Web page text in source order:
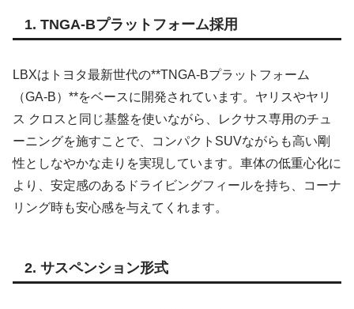
1. TNGA-Bプラットフォーム採用
LBXはトヨタ最新世代の**TNGA-Bプラットフォーム
（GA-B）**をベースに開発されています。ヤリスやヤリ
ス クロスと同じ基盤を使いながら、レクサス専用のチュ
ーニングを施すことで、コンパクトSUVながらも高い剛
性としなやかな走りを実現しています。車体の低重心化に
より、安定感のあるドライビングフィールを持ち、コーナ
リング時も安心感を与えてくれます。
2. サスペンション形式